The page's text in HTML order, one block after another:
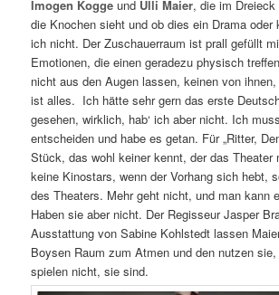
Imogen Kogge und Ulli Maier, die im
die Knochen sieht und ob dies ein Drama
ich nicht. Der Zuschauerraum ist prall gefüllt
Emotionen, die einen geradezu physisch
nicht aus den Augen lassen, keinen von
ist alles. Ich hätte sehr gern das erste
gesehen, wirklich, hab‘ ich aber nicht. Ich
entscheiden und habe es getan. Für „Ritter,
Stück, das wohl keiner kennt, der das Theater
keine Kinostars, wenn der Vorhang sich hebt,
des Theaters. Mehr geht nicht, und man kann
Haben sie aber nicht. Der Regisseur Jasper
Ausstattung von Sabine Kohlstedt lassen
Boysen Raum zum Atmen und den nutzen
spielen nicht, sie sind.